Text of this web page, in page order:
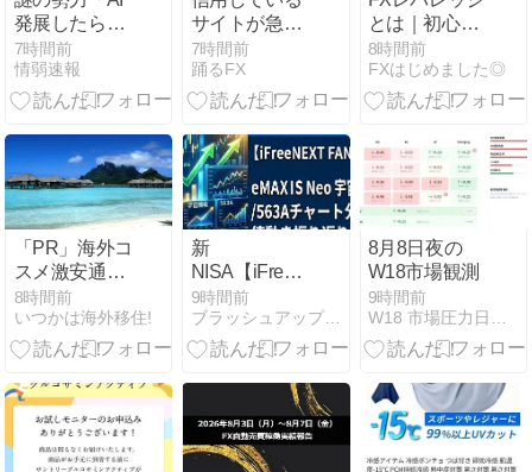
発展したらお
前らは皆クビ
になるわ」→
未だかつてAI
したG民が0人
の理由
7時間前
情弱速報
サイトが急に
「スキャルが
おすすめ」と
言い出して、
ちがひっくり
返ったんじゃ
｜クソザコFX
7時間前
踊るFX
とは｜初心者
が現金取引で
理解すべき基
本
8時間前
FXはじめました◎
「PR」海外コ
スメ激安通販
ベティーズビ
ューティー
「プロモーシ
8時間前
いつかは海外移住!
新
NISA【iFreeNEXT
FANG+】ｅＭ
ＡＸＩＳ Ｎｅ
ｏ 宇宙開
ート分析｜値
動き振り返り
8.08
9時間前
ブラッシュアップスキルCOZY日記
8月8日夜の
W18市場観測
9時間前